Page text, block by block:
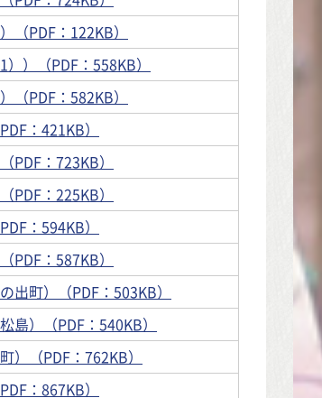
（PDF：122KB）
）（PDF：558KB）
（PDF：582KB）
：421KB）
PDF：723KB）
PDF：225KB）
：594KB）
PDF：587KB）
出町）（PDF：503KB）
島）（PDF：540KB）
）（PDF：762KB）
：867KB）